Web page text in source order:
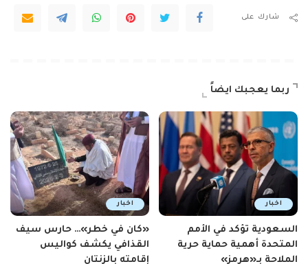
شارك على
ربما يعجبك ايضاً
اخبار
السعودية تؤكد في الأمم
المتحدة أهمية حماية حرية
الملاحة بـ«هرمز»
اخبار
«كان في خطر»… حارس سيف
القذافي يكشف كواليس
إقامته بالزنتان